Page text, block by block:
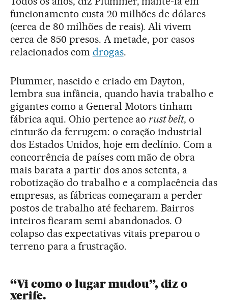
funcionamento custa 20 milhões de dólares
(cerca de 80 milhões de reais). Ali vivem
cerca de 850 presos. A metade, por casos
relacionados com drogas.
Plummer, nascido e criado em Dayton,
lembra sua infância, quando havia trabalho e
gigantes como a General Motors tinham
fábrica aqui. Ohio pertence aorust belt, o
cinturão da ferrugem: o coração industrial
dos Estados Unidos, hoje em declínio. Com a
concorrência de países com mão de obra
mais barata a partir dos anos setenta, a
robotização do trabalho e a complacência das
empresas, as fábricas começaram a perder
postos de trabalho até fecharem. Bairros
inteiros ficaram semi abandonados. O
colapso das expectativas vitais preparou o
terreno para a frustração.
“Vi como o lugar mudou”, diz o
xerife.